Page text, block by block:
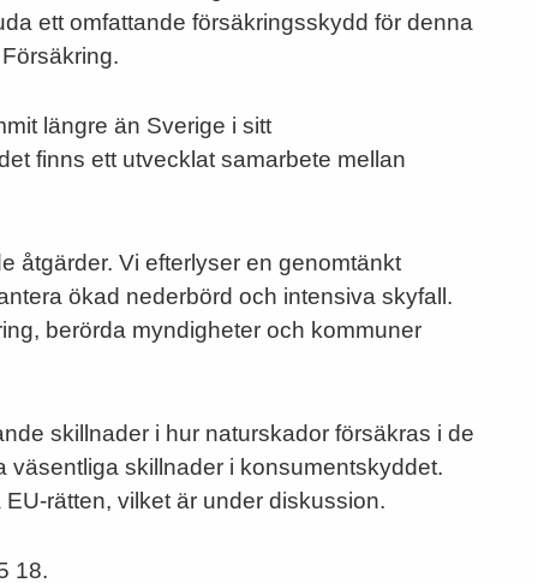
ett omfattande försäkringsskydd för denna
längre än Sverige i sitt
finns ett utvecklat samarbete mellan
åtgärder. Vi efterlyser en genomtänkt
ökad nederbörd och intensiva skyfall.
berörda myndigheter och kommuner
skillnader i hur naturskador försäkras i de
skillnader i konsumentskyddet.
rätten, vilket är under diskussion.
18.